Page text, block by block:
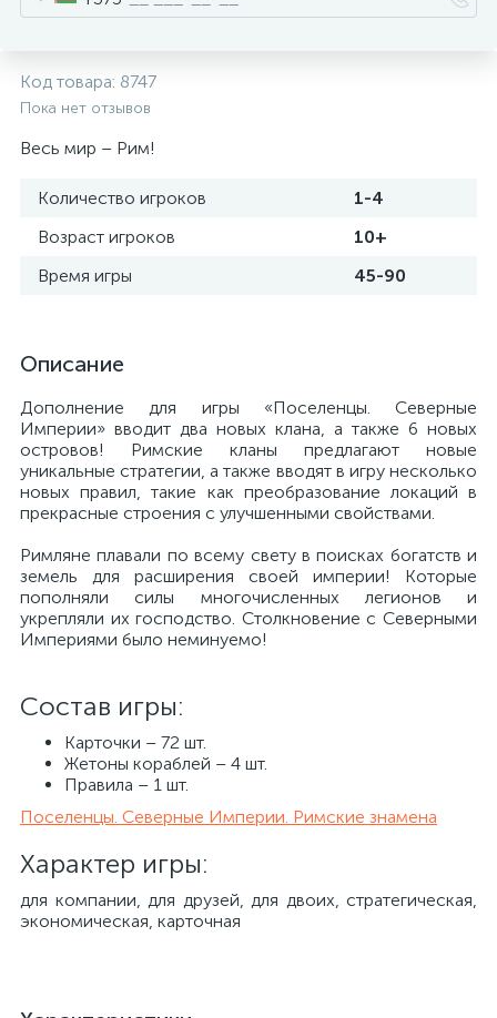
Код товара: 8747
Пока нет отзывов
Весь мир – Рим!
Количество игроков
1-4
Возраст игроков
10+
Время игры
45-90
Описание
Дополнение для игры «Поселенцы. Северные
Империи» вводит два новых клана, а также 6 новых
островов! Римские кланы предлагают новые
уникальные стратегии, а также вводят в игру несколько
новых правил, такие как преобразование локаций в
прекрасные строения с улучшенными свойствами.​
Римляне плавали по всему свету в поисках богатств и
земель для расширения своей империи! Которые
пополняли силы многочисленных легионов и
укрепляли их господство. Столкновение с Северными
Империями было неминуемо!
Состав игры:
Карточки – 72 шт.​
Жетоны кораблей – 4 шт.​
Правила – 1 шт.
Поселенцы. Северные Империи. Римские знамена
Характер игры:
для компании, для друзей, для двоих, стратегическая,
экономическая, карточная